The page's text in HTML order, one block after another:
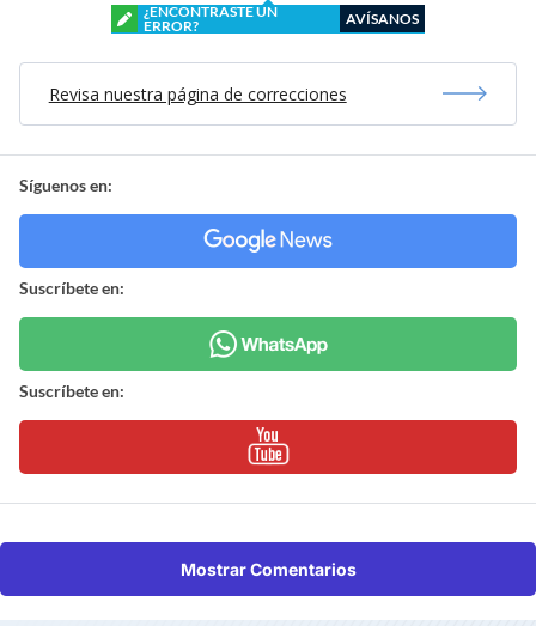
¿ENCONTRASTE UN
ERROR?
AVÍSANOS
Revisa nuestra página de correcciones
Síguenos en:
Suscríbete en:
Suscríbete en:
Mostrar Comentarios